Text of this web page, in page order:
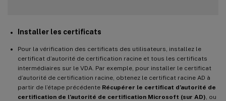
Installer les certificats
Pour la vérification des certificats des utilisateurs, installez le
certificat d’autorité de certification racine et tous les certificats
intermédiaires sur le VDA. Par exemple, pour installer le certificat
d’autorité de certification racine, obtenez le certificat racine AD à
partir de l’étape précédente Récupérer le certificat d’autorité de
certification de l’autorité de certification Microsoft (sur AD) , ou